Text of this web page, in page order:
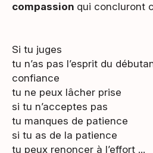
compassion qui concluront
Si tu juges
tu n’as pas l’esprit du
confiance
tu ne peux lâcher prise
si tu n’acceptes pas
tu manques de patience
si tu as de la patience
tu peux renoncer à l’effort ...